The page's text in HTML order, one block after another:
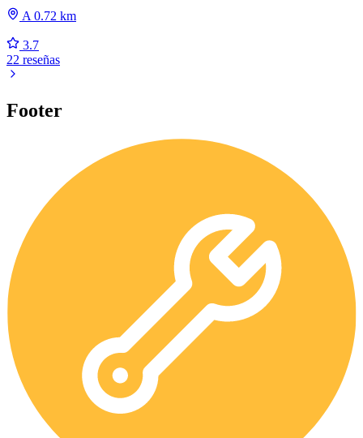
A 0.72 km
3.7
22 reseñas
Footer